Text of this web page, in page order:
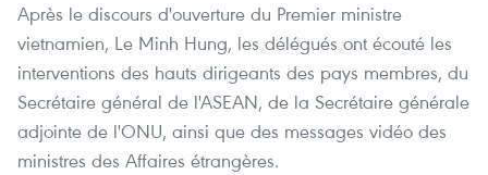
Après le discours d'ouverture du Premier ministre
vietnamien, Le Minh Hung, les délégués ont écouté les
interventions des hauts dirigeants des pays membres, du
Secrétaire général de l'ASEAN, de la Secrétaire générale
adjointe de l'ONU, ainsi que des messages vidéo des
ministres des Affaires étrangères.